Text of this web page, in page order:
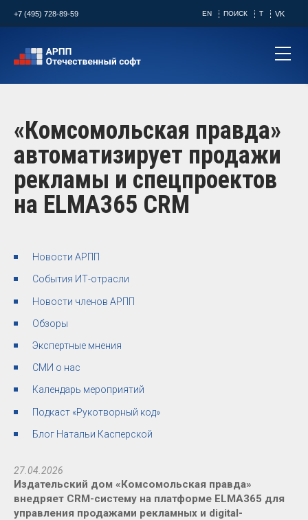
+7 (495) 728-89-59 EN ПОИСК T VK
«Комсомольская правда»
автоматизирует продажи
рекламы и спецпроектов
на ELMA365 CRM
Новости АРПП
События ИТ-отрасли
Новости членов АРПП
Обзоры
Экспертные мнения
СМИ о нас
Календарь мероприятий
Подкаст «Рукотворный код»
Блог Натальи Касперской
27.04.2026
Издательский дом «Комсомольская правда»
внедряет CRM-систему на платформе ELMA365 для
управления продажами рекламных и digital-